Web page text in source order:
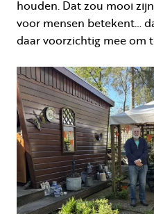
houden. Dat zou mooi
voor mensen betekent…
daar voorzichtig mee om